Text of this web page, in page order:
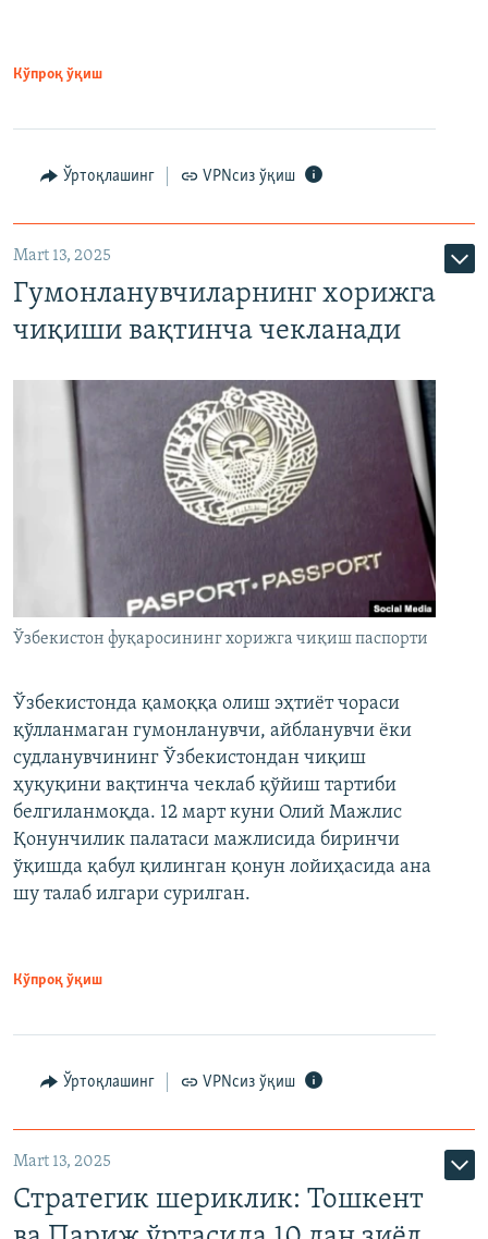
Кўпроқ ўқиш
Ўртоқлашинг VPNсиз ўқиш
Mart 13, 2025
Гумонланувчиларнинг хорижга
чиқиши вақтинча чекланади
Ўзбекистон фуқаросининг хорижга чиқиш паспорти
Ўзбекистонда қамоққа олиш эҳтиёт чораси
қўлланмаган гумонланувчи, айбланувчи ёки
судланувчининг Ўзбекистондан чиқиш
ҳуқуқини вақтинча чеклаб қўйиш тартиби
белгиланмоқда. 12 март куни Олий Мажлис
Қонунчилик палатаси мажлисида биринчи
ўқишда қабул қилинган қонун лойиҳасида ана
шу талаб илгари сурилган.
Кўпроқ ўқиш
Ўртоқлашинг VPNсиз ўқиш
Mart 13, 2025
Стратегик шериклик: Тошкент